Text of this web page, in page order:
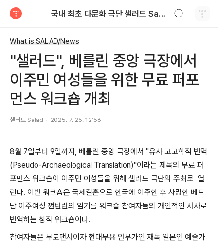
국내 최초 다문화 극단 샐러드 Salad
What is SALAD/News
"샐러드", 베를린 중앙 극장에서
이주민 여성들을 위한 무료 퍼포
먼스 워크숍 개최
샐러드 Salad 2025. 7. 25. 12:56
8월 7일부터 9일까지, 베를린 중앙 극장에서 "유사 고고학적 번역
(Pseudo-Archaeological Translation)"이라는 제목의 무료 퍼
포먼스 워크숍이 이주민 여성들을 위해 샐러드 극단의 주최로 열
린다. 이번 워크숍은 국제결혼으로 한국에 이주한 후 사망한 베트
남 이주여성 쩐탄란의 일기를 워크숍 참여자들의 개인적인 서사로
번역하는 창작 워크숍이다.
참여자들은 부토댄서이자 현대무용 안무가인 재독 일본인 예술가